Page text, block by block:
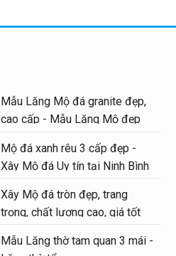
Mẫu Lăng Mộ đá granite đẹp,
cao cấp - Mẫu Lăng Mộ đẹp
Mộ đá xanh rêu 3 cấp đẹp -
Xây Mộ đá Uy tín tại Ninh Bình
Xây Mộ đá tròn đẹp, trang
trọng, chất lượng cao, giá tốt
Mẫu Lăng thờ tam quan 3 mái -